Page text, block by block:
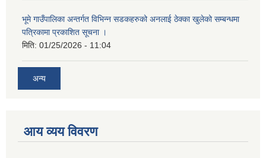
भूमे गाउँपालिका अन्तर्गत विभिन्न सडकहरुको अनलाई ठेक्का खुलेको सम्बन्धमा
पत्रिकामा प्रकाशित सूचना ।
मिति: 01/25/2026 - 11:04
अन्य
आय व्यय विवरण